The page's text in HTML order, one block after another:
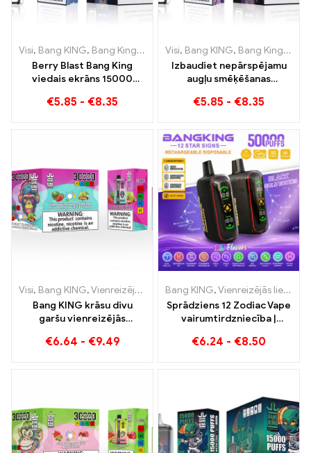
Visi, Bang KING, Bang King viedais ekrāns 15000 Puff ,
Berry Blast Bang King
viedais ekrāns 15000
vienreizējās lietošanas e-
€5.85 - €8.35
Visi, Bang KING, Bang King viedais ekrāns 15000 Puff
Izbaudiet nepārspējamu
augļu smēķēšanas
Grape Jelly Bang King
€5.85 - €8.35
Visi, Bang KING,Vienreizējās lietošanas e-cigaretes Lietuva ,
Bang KING krāsu divu
garšu vienreizējās
30000 Vilcieni pilni garšas
€6.64 - €9.49
Bang KING,Vienreizējās lietošanas e-cigaretes
Sprādziens 12 Zodiac Vape
vairumtirdzniecība |
€6.24 - €8.50